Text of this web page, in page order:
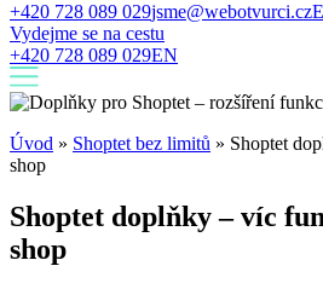
+420 728 089 029jsme@webotvurci.cz
Vydejme se na cestu
+420 728 089 029EN
Úvod » Shoptet bez limitů » Shoptet
shop
Shoptet doplňky – víc
shop